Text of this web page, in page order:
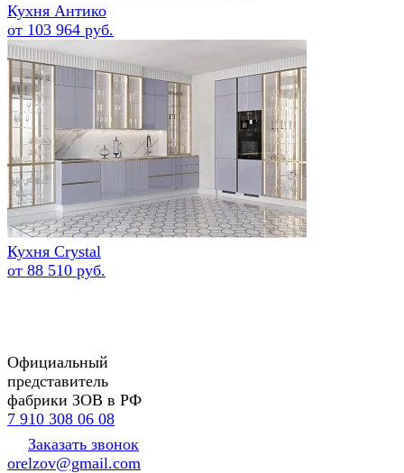
Кухня Антико
от 103 964 руб.
Кухня Crystal
от 88 510 руб.
Официальный
представитель
фабрики ЗОВ в РФ
7 910 308 06 08
Заказать звонок
orelzov@gmail.com